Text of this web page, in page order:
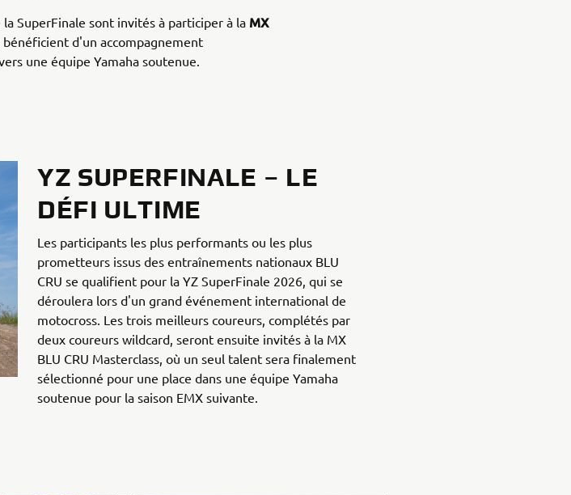
SuperFinale sont invités à participer à la MX
d'un accompagnement
une équipe Yamaha soutenue.
YZ SUPERFINALE – LE
DÉFI ULTIME
Les participants les plus performants ou les plus
prometteurs issus des entraînements nationaux BLU
CRU se qualifient pour la YZ SuperFinale 2026, qui se
déroulera lors d'un grand événement international de
motocross. Les trois meilleurs coureurs, complétés par
deux coureurs wildcard, seront ensuite invités à la MX
BLU CRU Masterclass, où un seul talent sera finalement
sélectionné pour une place dans une équipe Yamaha
soutenue pour la saison EMX suivante.